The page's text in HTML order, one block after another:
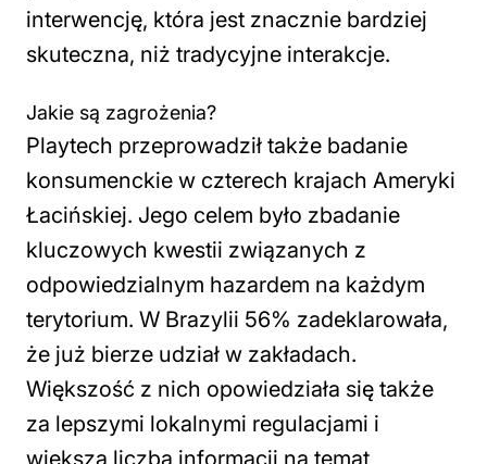
interwencję, która jest znacznie bardziej
skuteczna, niż tradycyjne interakcje.
Jakie są zagrożenia?
Playtech przeprowadził także badanie
konsumenckie w czterech krajach Ameryki
Łacińskiej. Jego celem było zbadanie
kluczowych kwestii związanych z
odpowiedzialnym hazardem na każdym
terytorium. W Brazylii 56% zadeklarowała,
że już bierze udział w zakładach.
Większość z nich opowiedziała się także
za lepszymi lokalnymi regulacjami i
większa liczbą informacji na temat